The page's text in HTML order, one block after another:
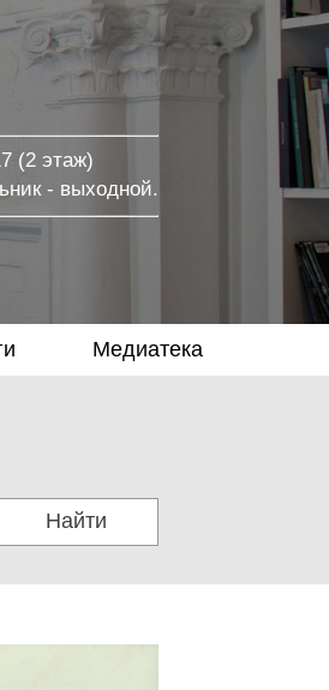
(2 этаж)
- выходной.
Медиатека
Найти